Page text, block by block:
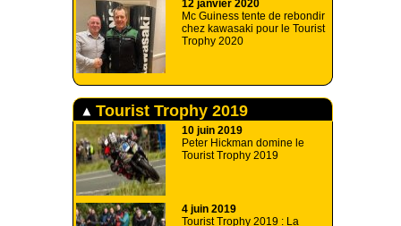
12 janvier 2020
Mc Guiness tente de rebondir
chez kawasaki pour le Tourist
Trophy 2020
Tourist Trophy 2019
10 juin 2019
Peter Hickman domine le
Tourist Trophy 2019
4 juin 2019
Tourist Trophy 2019 : La